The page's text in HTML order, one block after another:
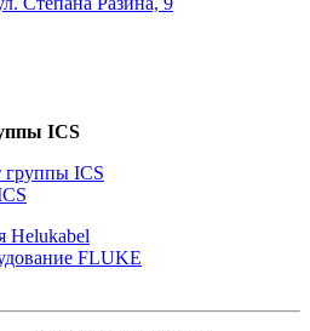
ICS
группы ICS
Helukabel
FLUKE